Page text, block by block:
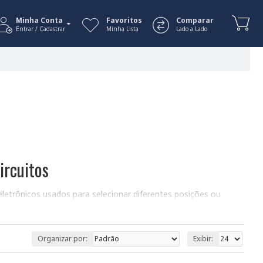
Minha Conta
Entrar / Cadastrar
Favoritos
Minha Lista
Comparar
Lado a Lado
usados para selecionar diferentes posições ou
Organizar por: Exibir: